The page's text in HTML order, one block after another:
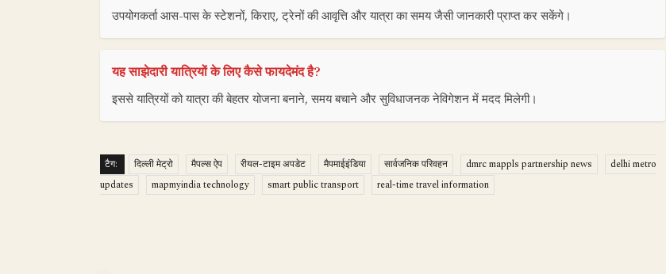
उपयोगकर्ता आस-पास के स्टेशनों, किराए, ट्रेनों की आवृत्ति और यात्रा का समय जैसी जानकारी प्राप्त कर सकेंगे।
यह साझेदारी यात्रियों के लिए कैसे फायदेमंद है?
इससे यात्रियों को यात्रा की बेहतर योजना बनाने, समय बचाने और सुविधाजनक नेविगेशन में मदद मिलेगी।
टैग: दिल्ली मेट्रो मैपल्स ऐप रीयल-टाइम अपडेट मैपमाईइंडिया सार्वजनिक परिवहन dmrc mappls partnership news
delhi metro
updates
mapmyindia technology smart public transport real-time travel information